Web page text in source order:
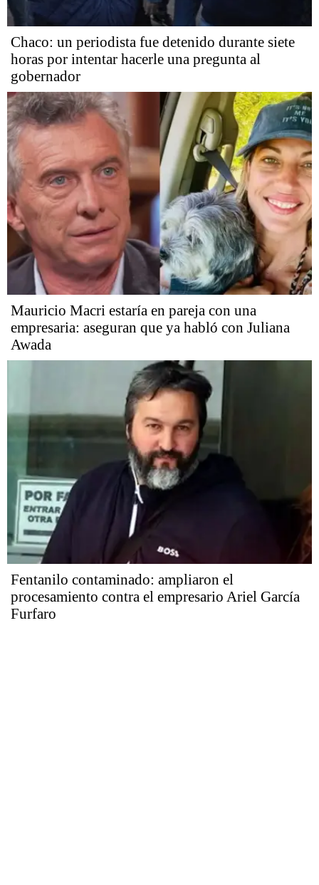
Chaco: un periodista fue detenido durante siete
horas por intentar hacerle una pregunta al
gobernador
Mauricio Macri estaría en pareja con una
empresaria: aseguran que ya habló con Juliana
Awada
Fentanilo contaminado: ampliaron el
procesamiento contra el empresario Ariel García
Furfaro